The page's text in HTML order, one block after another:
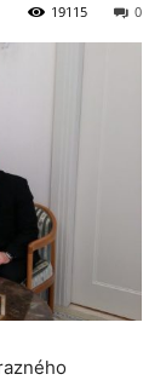
0
19115